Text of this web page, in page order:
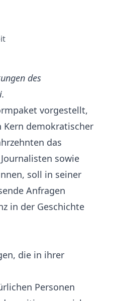
des
vorgestellt,
Kern demokratischer
das
sowie
soll in seiner
Anfragen
in der Geschichte
die in ihrer
Personen